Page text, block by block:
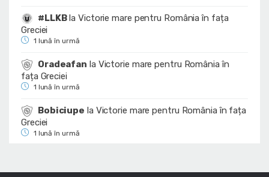
#LLKBlaVictorie mare pentru România în fața
Greciei
1 lună în urmă
Oradeafan la Victorie mare pentru România în
fața Greciei
1 lună în urmă
Bobiciupe la Victorie mare pentru România în fața
Greciei
1 lună în urmă